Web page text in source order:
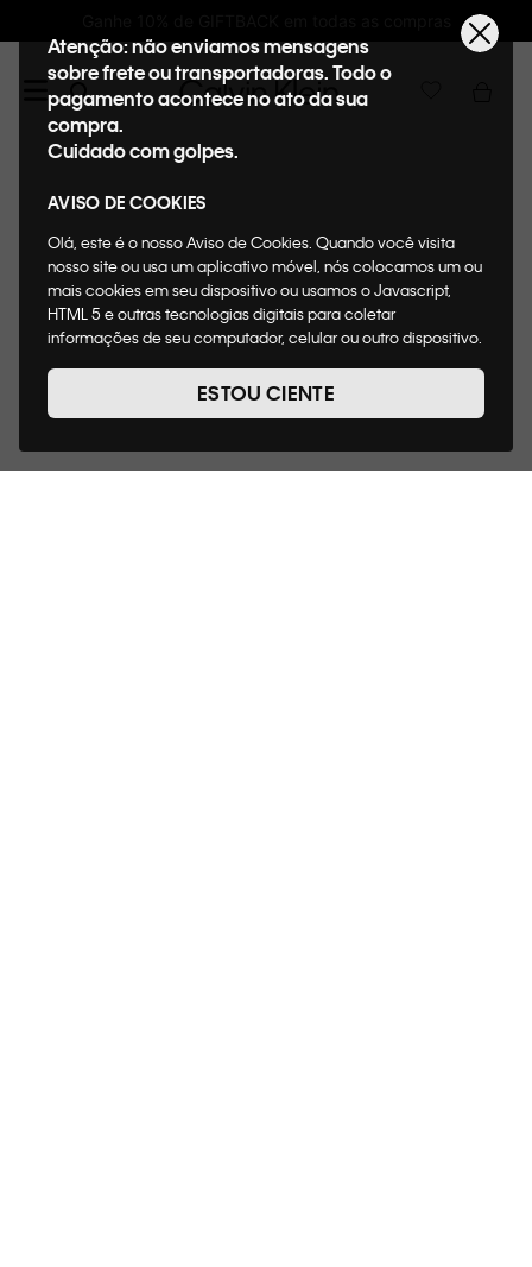
Atenção: não enviamos mensagens
sobre frete ou transportadoras. Todo o
pagamento acontece no ato da sua
compra.
Cuidado com golpes.
AVISO DE COOKIES
Olá, este é o nosso Aviso de Cookies. Quando você visita
nosso site ou usa um aplicativo móvel, nós colocamos um ou
mais cookies em seu dispositivo ou usamos o Javascript,
HTML 5 e outras tecnologias digitais para coletar
informações de seu computador, celular ou outro dispositivo.
de cookies, informaremos quais cookies usaremos e quais
suas funções. A forma como processamos os dados
nosso Aviso de Privacidade. Quando você visita nosso site,
ESTOU CIENTE